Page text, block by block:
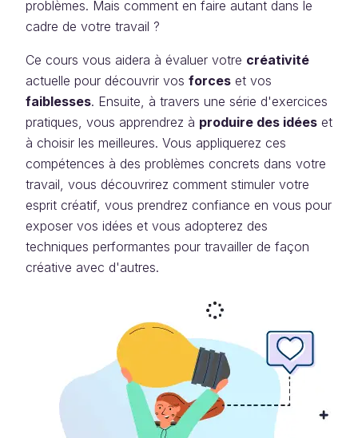
problèmes. Mais comment en faire autant dans le
cadre de votre travail ?
Ce cours vous aidera à évaluer votre créativité
actuelle pour découvrir vos forces et vos
faiblesses. Ensuite, à travers une série d'exercices
pratiques, vous apprendrez à produire des idées et
à choisir les meilleures. Vous appliquerez ces
compétences à des problèmes concrets dans votre
travail, vous découvrirez comment stimuler votre
esprit créatif, vous prendrez confiance en vous pour
exposer vos idées et vous adopterez des
techniques performantes pour travailler de façon
créative avec d'autres.